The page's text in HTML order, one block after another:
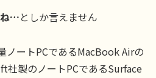
ね…としか言えません
ノートPCであるMacBook Airの
社製のノートPCであるSurface